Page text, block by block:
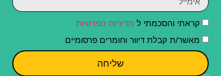
קראתי והסכמתי ל מדיניות הפרטיות
מאשר/ת קבלת דיוור וחומרים פרסומיים
שליחה